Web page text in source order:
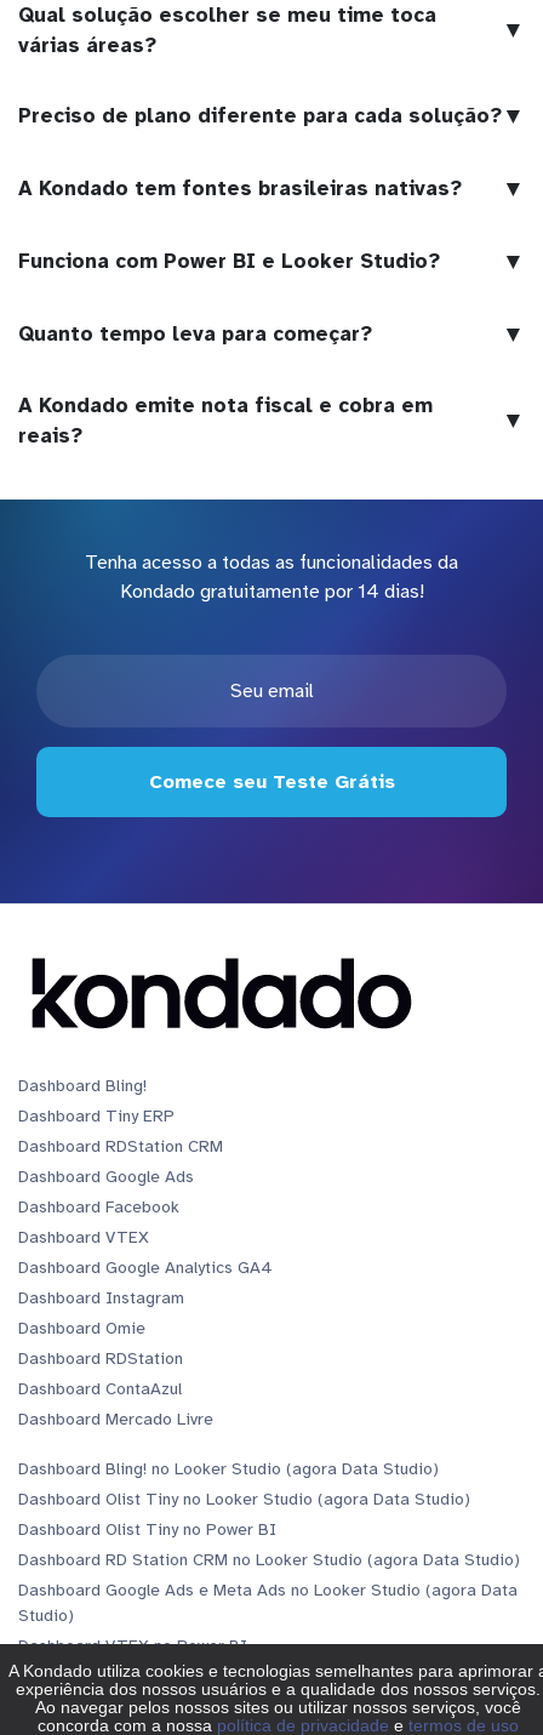
Qual solução escolher se meu time toca
várias áreas?
▼
Preciso de plano diferente para cada solução?▼
A Kondado tem fontes brasileiras nativas? ▼
Funciona com Power BI e Looker Studio? ▼
Quanto tempo leva para começar? ▼
A Kondado emite nota fiscal e cobra em
reais?
▼
Tenha acesso a todas as funcionalidades da
Kondado gratuitamente por 14 dias!
Comece seu Teste Grátis
Dashboard Bling!
Dashboard Tiny ERP
Dashboard RDStation CRM
Dashboard Google Ads
Dashboard Facebook
Dashboard VTEX
Dashboard Google Analytics GA4
Dashboard Instagram
Dashboard Omie
Dashboard RDStation
Dashboard ContaAzul
Dashboard Mercado Livre
Dashboard Bling! no Looker Studio (agora Data Studio)
Dashboard Olist Tiny no Looker Studio (agora Data Studio)
Dashboard Olist Tiny no Power BI
Dashboard RD Station CRM no Looker Studio (agora Data Studio)
Dashboard Google Ads e Meta Ads no Looker Studio (agora Data
Studio)
Dashboard VTEX no Power BI
Dashboard VTEX no Looker Studio (agora Data Studio)
Dashboard Bling! no Power BI